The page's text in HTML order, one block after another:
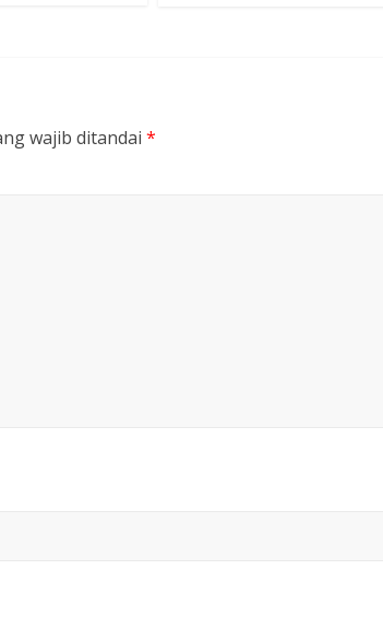
wajib ditandai *